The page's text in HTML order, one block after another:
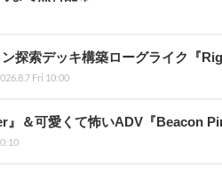
探索デッキ構築ローグライク『
Fri 10:00
＆可愛くて怖いADV『Beacon